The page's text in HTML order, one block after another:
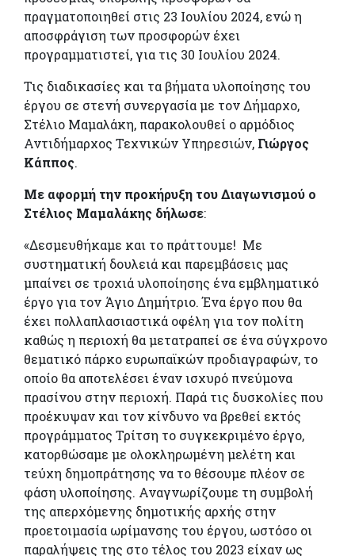
πραγματοποιηθεί στις 23 Ιουλίου 2024, ενώ η
αποσφράγιση των προσφορών έχει
προγραμματιστεί, για τις 30 Ιουλίου 2024.
Τις διαδικασίες και τα βήματα υλοποίησης του
έργου σε στενή συνεργασία με τον Δήμαρχο,
Στέλιο Μαμαλάκη, παρακολουθεί ο αρμόδιος
Αντιδήμαρχος Τεχνικών Υπηρεσιών, Γιώργος
Κάππος.
Με αφορμή την προκήρυξη του Διαγωνισμού ο
Στέλιος Μαμαλάκης δήλωσε:
«Δεσμευθήκαμε και το πράττουμε! Με
συστηματική δουλειά και παρεμβάσεις μας
μπαίνει σε τροχιά υλοποίησης ένα εμβληματικό
έργο για τον Άγιο Δημήτριο. Ένα έργο που θα
έχει πολλαπλασιαστικά οφέλη για τον πολίτη
καθώς η περιοχή θα μετατραπεί σε ένα σύγχρονο
θεματικό πάρκο ευρωπαϊκών προδιαγραφών, το
οποίο θα αποτελέσει έναν ισχυρό πνεύμονα
πρασίνου στην περιοχή. Παρά τις δυσκολίες που
προέκυψαν και τον κίνδυνο να βρεθεί εκτός
προγράμματος Τρίτση το συγκεκριμένο έργο,
κατορθώσαμε με ολοκληρωμένη μελέτη και
τεύχη δημοπράτησης να το θέσουμε πλέον σε
φάση υλοποίησης. Αναγνωρίζουμε τη συμβολή
της απερχόμενης δημοτικής αρχής στην
προετοιμασία ωρίμανσης του έργου, ωστόσο οι
παραλήψεις της στο τέλος του 2023 είχαν ως